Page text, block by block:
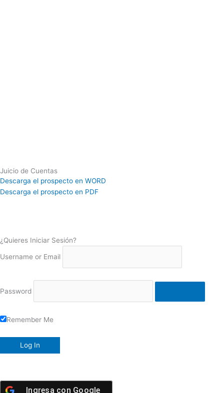
Juicio de Cuentas
Descarga el prospecto en WORD
Descarga el prospecto en PDF
¿Quieres Iniciar Sesión?
Username or Email
Password
Remember Me
Ingresa con Google